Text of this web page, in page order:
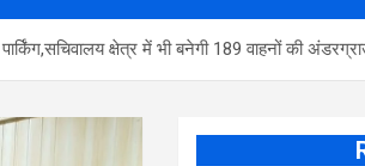
क्षेत्र में भी बनेगी 189 वाहनों की